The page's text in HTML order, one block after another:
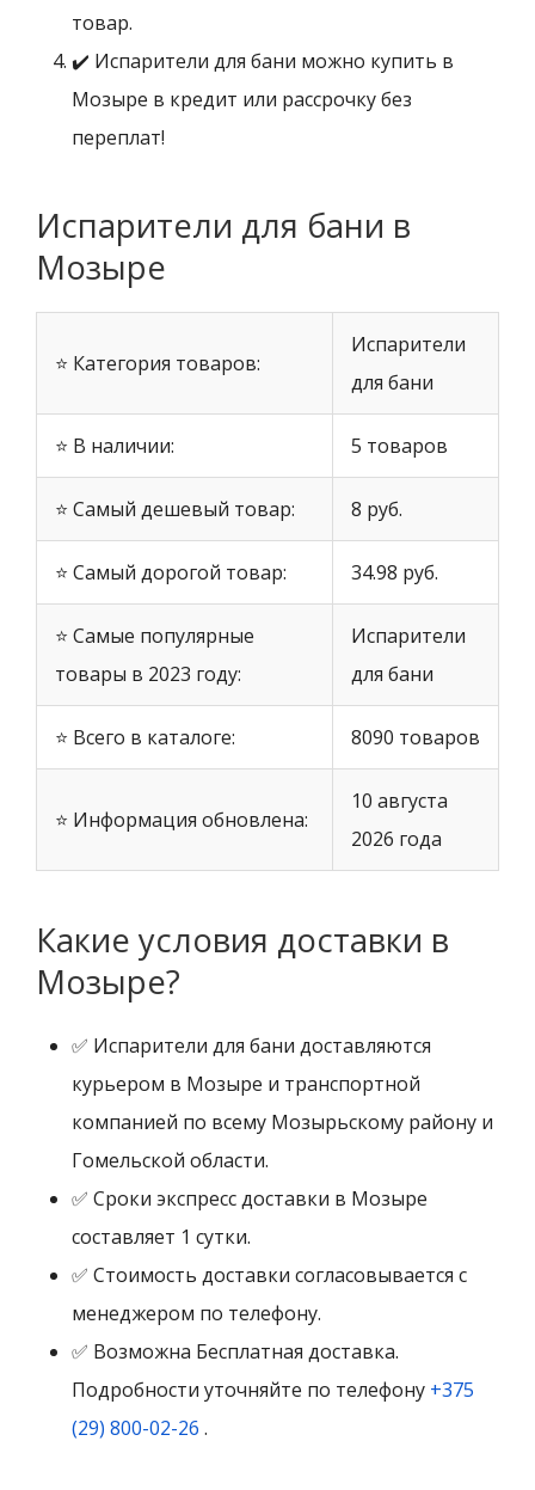
товар.
✔️ Испарители для бани можно купить в
Мозыре в кредит или рассрочку без
переплат!
Испарители для бани в
Мозыре
⭐ Категория товаров:
Испарители
для бани
⭐ В наличии: 5 товаров
⭐ Самый дешевый товар: 8 руб.
⭐ Самый дорогой товар: 34.98 руб.
⭐ Самые популярные
товары в 2023 году:
Испарители
для бани
⭐ Всего в каталоге: 8090 товаров
⭐ Информация обновлена:
10 августа
2026 года
Какие условия доставки в
Мозыре?
✅ Испарители для бани доставляются
курьером в Мозыре и транспортной
компанией по всему Мозырьскому району и
Гомельской области.
✅ Сроки экспресс доставки в Мозыре
составляет 1 сутки.
✅ Стоимость доставки согласовывается с
менеджером по телефону.
✅ Возможна Бесплатная доставка.
Подробности уточняйте по телефону +375
(29) 800-02-26 .